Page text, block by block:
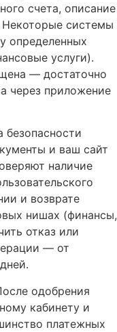
счета, описание
Некоторые системы
определенных
услуги).
— достаточно
через приложение
безопасности
и ваш сайт
наличие
и возврате
нишах (финансы,
отказ или
— от
одобрения
кабинету и
платежных